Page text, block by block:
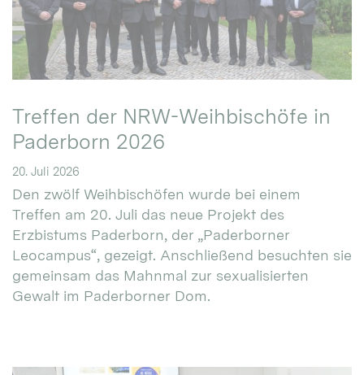
Treffen der NRW-Weihbischöfe in
Paderborn 2026
20. Juli 2026
Den zwölf Weihbischöfen wurde bei einem
Treffen am 20. Juli das neue Projekt des
Erzbistums Paderborn, der „Paderborner
Leocampus“, gezeigt. Anschließend besuchten sie
gemeinsam das Mahnmal zur sexualisierten
Gewalt im Paderborner Dom.